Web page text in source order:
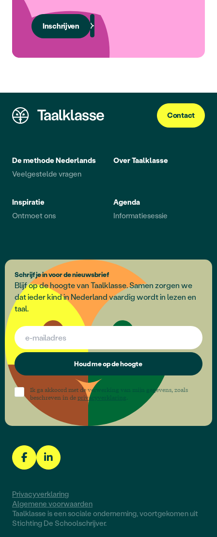
Inschrijven
Contact
De methode Nederlands
Veelgestelde vragen
Over Taalklasse
Inspiratie
Ontmoet ons
Agenda
Informatiesessie
Schrijf je in voor de nieuwsbrief
Blijf op de hoogte van Taalklasse. Samen zorgen we
dat ieder kind in Nederland vaardig wordt in lezen en
taal.
Ik ga akkoord met de verwerking van mijn gegevens, zoals
beschreven in deprivacyverklaring.
Houd me op de hoogte
Privacyverklaring
Algemene voorwaarden
Taalklasse is een sociale onderneming, voortgekomen uit
Stichting De Schoolschrijver.